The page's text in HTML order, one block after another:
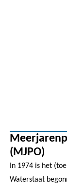
(MJPO)
In 1974 is het
Waterstaat